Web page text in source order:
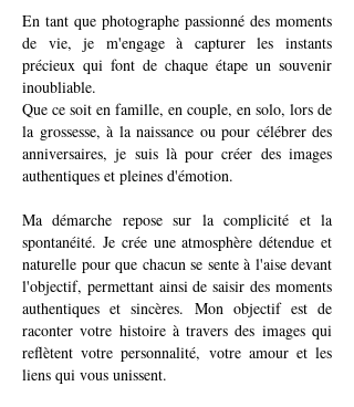
En tant que photographe passionné des moments
de vie, je m'engage à capturer les instants
précieux qui font de chaque étape un souvenir
inoubliable.
Que ce soit en famille, en couple, en solo, lors de
la grossesse, à la naissance ou pour célébrer des
anniversaires, je suis là pour créer des images
authentiques et pleines d'émotion.
Ma démarche repose sur la complicité et la
spontanéité. Je crée une atmosphère détendue et
naturelle pour que chacun se sente à l'aise devant
l'objectif, permettant ainsi de saisir des moments
authentiques et sincères. Mon objectif est de
raconter votre histoire à travers des images qui
reflètent votre personnalité, votre amour et les
liens qui vous unissent.